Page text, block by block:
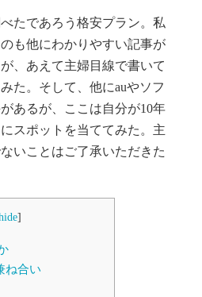
たであろう格安プラン。私
も他にわかりやすい記事が
、あえて主婦目線で書いて
た。そして、他にauやソフ
あるが、ここは自分が10年
スポットを当ててみた。主
いことはご了承いただきた
]
ね合い